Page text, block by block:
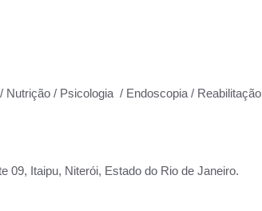
Nutrição / Psicologia / Endoscopia / Reabilitação
09, Itaipu, Niterói, Estado do Rio de Janeiro.